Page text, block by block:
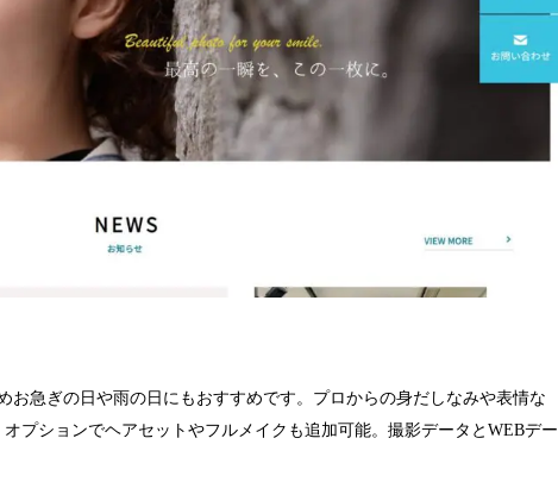
お急ぎの日や雨の日にもおすすめです。プロからの身だしなみや表情な
プションでヘアセットやフルメイクも追加可能。撮影データとWEBデー